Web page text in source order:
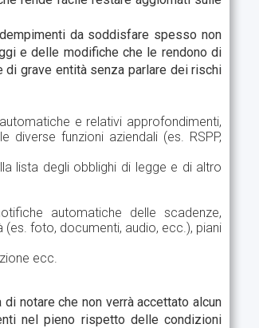
da soddisfare spesso non
e delle modifiche che le rendono di
grave entità senza parlare dei rischi
e relativi approfondimenti,
diverse funzioni aziendali (es. RSPP,
lista degli obblighi di legge e di altro
automatiche delle scadenze,
foto, documenti, audio, ecc.), piani
ecc.
notare che non verrà accettato alcun
nel pieno rispetto delle condizioni